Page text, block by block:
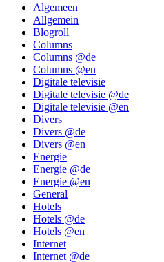
Algemeen
Allgemein
Blogroll
Columns
Columns @de
Columns @en
Digitale televisie
Digitale televisie @de
Digitale televisie @en
Divers
Divers @de
Divers @en
Energie
Energie @de
Energie @en
General
Hotels
Hotels @de
Hotels @en
Internet
Internet @de